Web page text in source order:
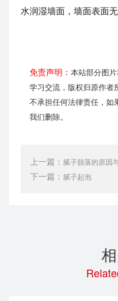
水润湿墙面，墙面表面
免责声明： 本站部分图
学习交流，版权归原作者
不承担任何法律责任，如
我们删除。
上一篇： 腻子脱落的原因
下一篇： 腻子起泡